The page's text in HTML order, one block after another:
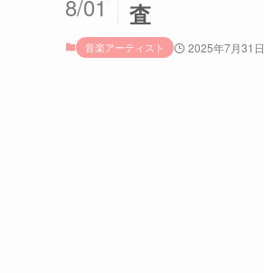
査
8/01
音楽アーティスト 2025年7月31日